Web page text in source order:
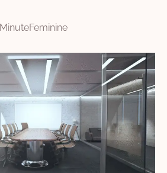
MinuteFeminine